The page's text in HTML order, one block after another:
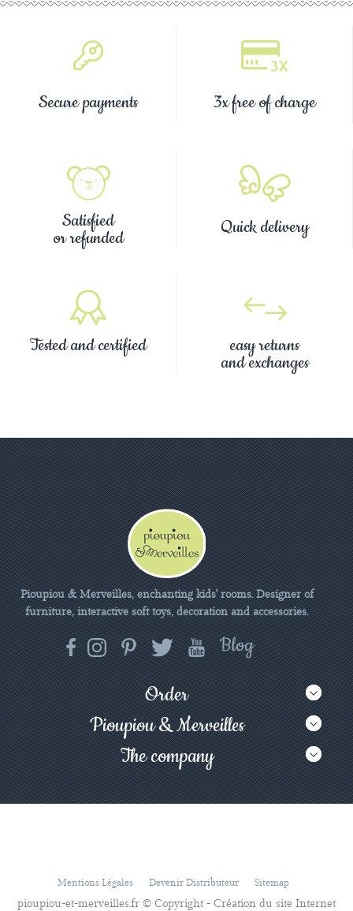
Secure payments 3x free of charge
Satisfied
or refunded Quick delivery
Tested and certified easy returns
and exchanges
Pioupiou & Merveilles, enchanting kids' rooms. Designer of
furniture, interactive soft toys, decoration and accessories.
Order
Pioupiou & Merveilles
The company
Mentions Légales Devenir Distributeur Sitemap
pioupiou-et-merveilles.fr © Copyright - Création du site Internet